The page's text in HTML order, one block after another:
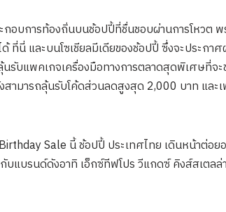
อบการท้องถิ่นบนช้อปปี้ที่ชื่นชอบผ่านการโหวต พ
ที่นี่ และบนโซเชียลมีเดียของช้อปปี้ ซึ่งจะประกา
บแพคเกจเครื่องมือทางการตลาดสุดพิเศษที่จะ
มารถลุ้นรับโค้ดส่วนลดสูงสุด 2,000 บาท และ
Sale นี้ ช้อปปี้ ประเทศไทย เดินหน้าต่อย
แบรนด์ดังอาทิ เอ็กซ์ทีฟโปร วีแกดซ์ คิงส์สเตลล่